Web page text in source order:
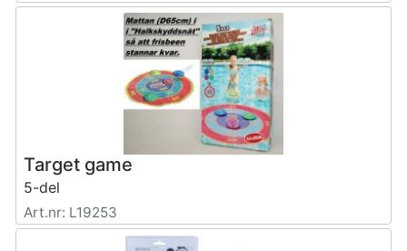
Target game
5-del
Art.nr: L19253